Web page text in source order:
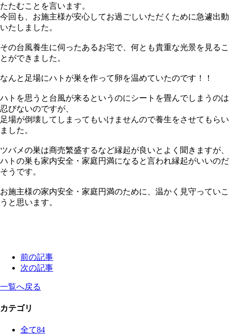
たたむことを言います。
今回も、お施主様が安心してお過ごしいただくために急遽出動
いたしました。
その台風養生に伺ったあるお宅で、何とも貴重な光景を見るこ
とができました。
なんと足場にハトが巣を作って卵を温めていたのです！！
ハトを思うと台風が来るというのにシートを畳んでしまうのは
忍びないのですが、
足場が倒壊してしまってもいけませんので養生をさせてもらい
ました。
ツバメの巣は商売繁盛するなど縁起が良いとよく聞きますが、
ハトの巣も家内安全・家庭円満になると言われ縁起がいいのだ
そうです。
お施主様の家内安全・家庭円満のために、温かく見守っていこ
うと思います。
前の記事
次の記事
一覧へ戻る
カテゴリ
全て84